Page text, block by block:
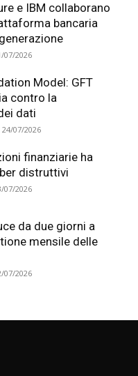
e IBM collaborano
bancaria
07/2026
Model: GFT
contro la
dati
24/07/2026
finanziarie ha
distruttivi
07/2026
da due giorni a
mensile delle
07/2026